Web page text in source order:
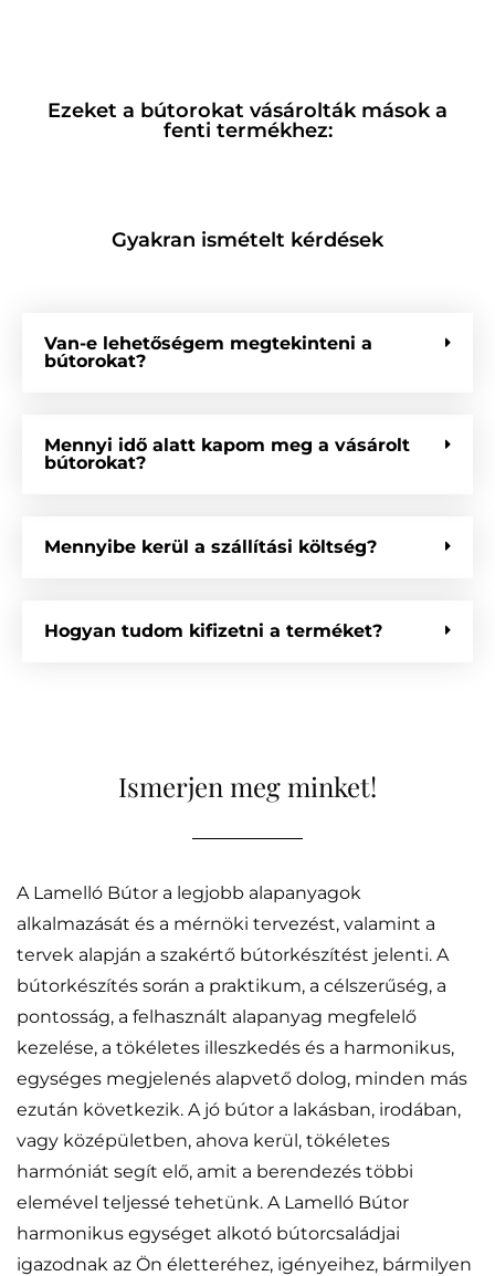
Ezeket a bútorokat vásárolták mások a
fenti termékhez:
Gyakran ismételt kérdések
Van-e lehetőségem megtekinteni a
bútorokat?
Mennyi idő alatt kapom meg a vásárolt
bútorokat?
Mennyibe kerül a szállítási költség?
Hogyan tudom kifizetni a terméket?
Ismerjen meg minket!
A Lamelló Bútor a legjobb alapanyagok
alkalmazását és a mérnöki tervezést, valamint a
tervek alapján a szakértő bútorkészítést jelenti. A
bútorkészítés során a praktikum, a célszerűség, a
pontosság, a felhasznált alapanyag megfelelő
kezelése, a tökéletes illeszkedés és a harmonikus,
egységes megjelenés alapvető dolog, minden más
ezután következik. A jó bútor a lakásban, irodában,
vagy középületben, ahova kerül, tökéletes
harmóniát segít elő, amit a berendezés többi
elemével teljessé tehetünk. A Lamelló Bútor
harmonikus egységet alkotó bútorcsaládjai
igazodnak az Ön életteréhez, igényeihez, bármilyen